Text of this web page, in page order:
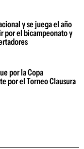
y se juega el año
por el bicampeonato y
por la Copa
por el Torneo Clausura